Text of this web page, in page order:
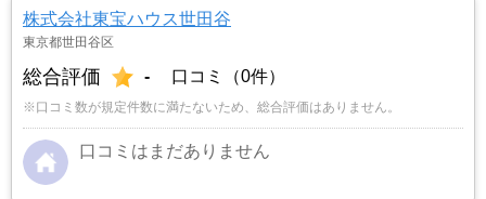
株式会社東宝ハウス世田谷
東京都世田谷区
総合評価 - 口コミ（0件）
※口コミ数が規定件数に満たないため、総合評価はありません。
口コミはまだありません